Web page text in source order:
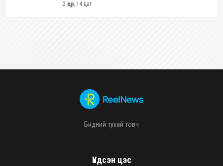
2 өдөр, 14 цаг
Бидний тухай товч
Үндсэн цэс